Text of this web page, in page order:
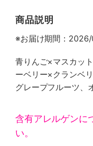
商品説明
※お届け期間：
青りんご×マスカッ
ーベリー×クランベ
グレープフルーツ、
含有アレルゲンに
い。